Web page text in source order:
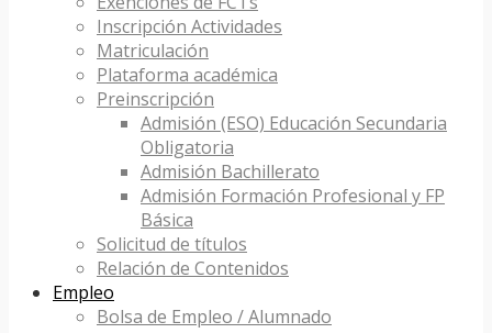
Inscripción Actividades
Matriculación
Plataforma académica
Preinscripción
Admisión (ESO) Educación Secundaria
Obligatoria
Admisión Bachillerato
Admisión Formación Profesional y FP
Básica
Solicitud de títulos
Relación de Contenidos
Empleo
Bolsa de Empleo / Alumnado